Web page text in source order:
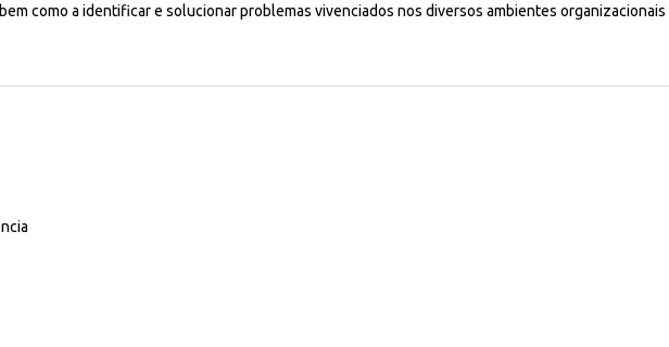
como a identificar e solucionar problemas vivenciados nos diversos ambientes